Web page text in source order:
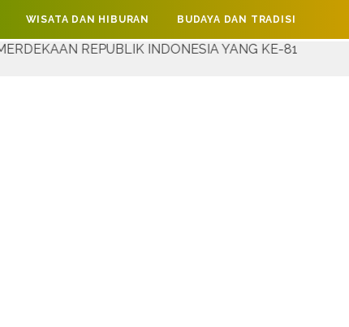
REPUBLIK INDONESIA YANG KE-81
WISATA DAN HIBURAN BUDAYA DAN TRADISI